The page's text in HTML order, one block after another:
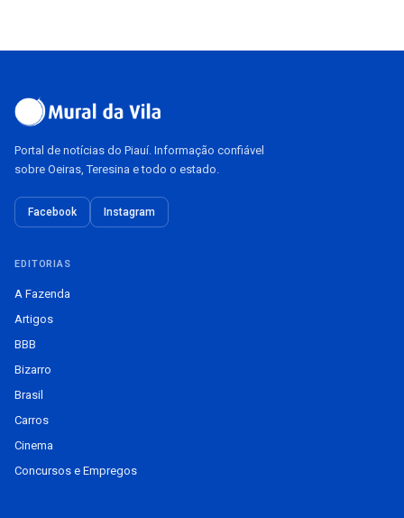
Portal de notícias do Piauí. Informação confiável
sobre Oeiras, Teresina e todo o estado.
Facebook Instagram
EDITORIAS
A Fazenda
Artigos
BBB
Bizarro
Brasil
Carros
Cinema
Concursos e Empregos